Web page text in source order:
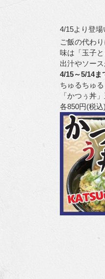
4/15より登
ご飯の代わ
味は「玉子
出汁やソー
4/15～5/14ま
ちゅるちゅ
「かつぅ丼
各850円(税込)